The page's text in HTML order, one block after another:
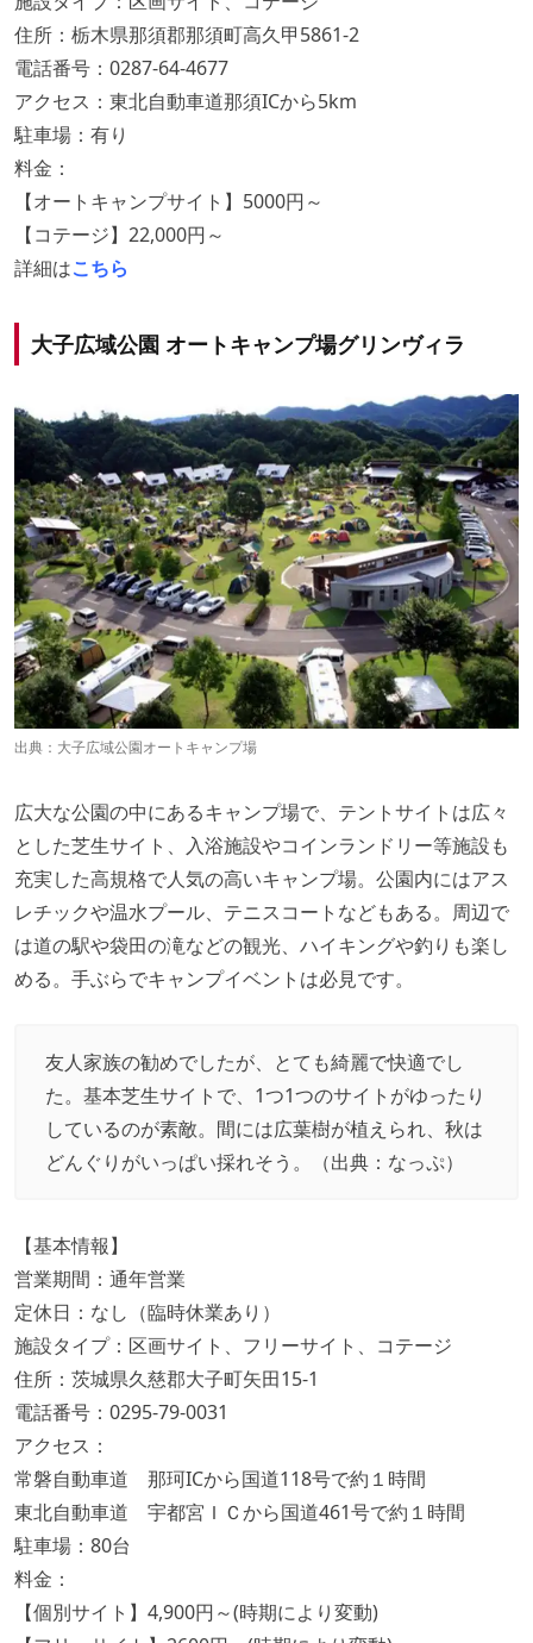
住所：栃木県那須郡那須町高久甲5861-2
電話番号：0287-64-4677
アクセス：東北自動車道那須ICから5km
駐車場：有り
料金：
【オートキャンプサイト】5000円～
【コテージ】22,000円～
詳細はこちら
大子広域公園 オートキャンプ場グリンヴィラ
出典： 大子広域公園オートキャンプ場
広大な公園の中にあるキャンプ場で、テントサイトは広々
とした芝生サイト、入浴施設やコインランドリー等施設も
充実した高規格で人気の高いキャンプ場。公園内にはアス
レチックや温水プール、テニスコートなどもある。周辺で
は道の駅や袋田の滝などの観光、ハイキングや釣りも楽し
める。手ぶらでキャンプイベントは必見です。
友人家族の勧めでしたが、とても綺麗で快適でし
た。基本芝生サイトで、1つ1つのサイトがゆったり
しているのが素敵。間には広葉樹が植えられ、秋は
どんぐりがいっぱい採れそう。（出典： なっぷ）
【基本情報】
営業期間：通年営業
定休日：なし（臨時休業あり）
施設タイプ：区画サイト、フリーサイト、コテージ
住所：茨城県久慈郡大子町矢田15-1
電話番号：0295-79-0031
アクセス：
常磐自動車道 那珂ICから国道118号で約１時間
東北自動車道 宇都宮ＩＣから国道461号で約１時間
駐車場：80台
料金：
【個別サイト】4,900円～(時期により変動)